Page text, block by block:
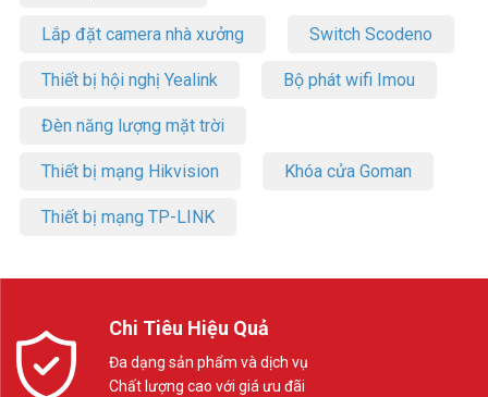
Lắp đặt camera nhà xưởng Switch Scodeno
Thiết bị hội nghị Yealink Bộ phát wifi Imou
Đèn năng lượng mặt trời
Thiết bị mạng Hikvision Khóa cửa Goman
Thiết bị mạng TP-LINK
Chi Tiêu Hiệu Quả
Đa dạng sản phẩm và dịch vụ
Chất lượng cao với giá ưu đãi